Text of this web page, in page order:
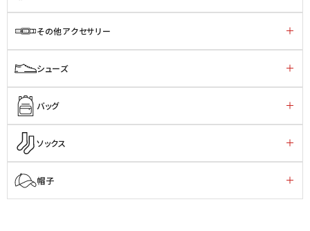
その他アクセサリー
シューズ
バッグ
ソックス
帽子